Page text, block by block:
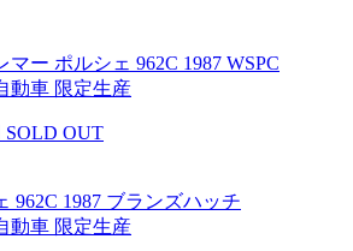
ー ポルシェ 962C 1987 WSPC
動車 限定生産
SOLD OUT
962C 1987 ブランズハッチ
動車 限定生産